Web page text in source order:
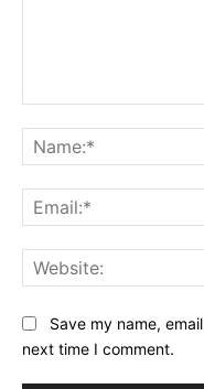
Save my name,
next time I comment.